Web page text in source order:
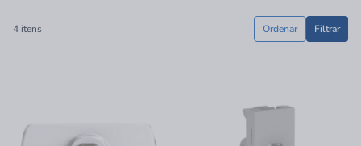
4 itens Filtrar
Ordenar